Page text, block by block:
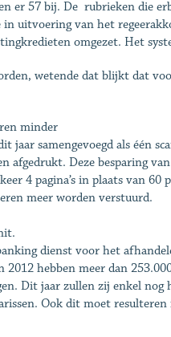
er 57 bij. De rubrieken die
uitvoering van het
omgezet. Het
wetende dat blijkt dat
minder
jaar samengevoegd als één
afgedrukt. Deze besparing
4 pagina’s in plaats van 60
meer worden verstuurd.
dienst voor het
hebben meer dan
Dit jaar zullen zij enkel
Ook dit moet resulteren